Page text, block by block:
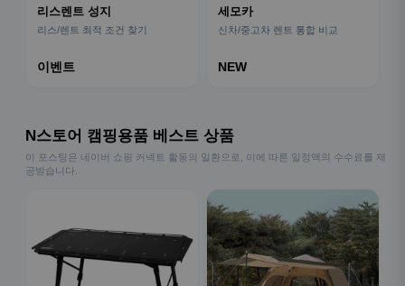
리스렌트 성지
리스/렌트 최적 조건 찾기
이벤트
세모카
신차/중고차 렌트 통합 비교
NEW
N스토어 캠핑용품 베스트 상품
이 포스팅은 네이버 쇼핑 커넥트 활동의 일환으로, 이에 따른 일정액의 수수료를 제
공받습니다.